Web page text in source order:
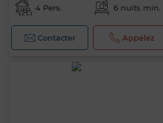
4 Pers. 6 nuits min.
Contacter Appelez